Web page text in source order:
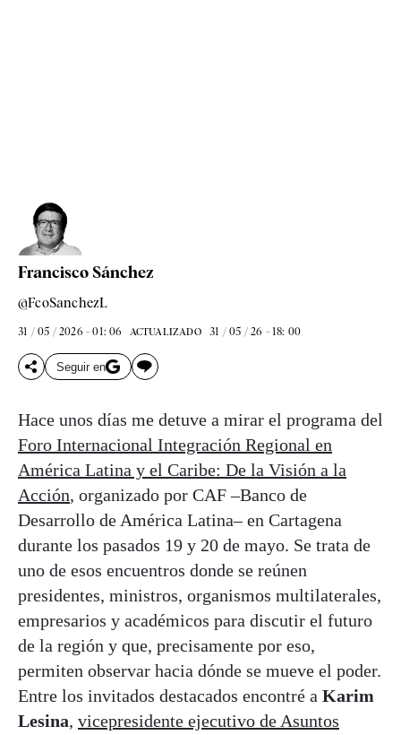
Francisco Sánchez
@FcoSanchezL
31 / 05 / 2026 - 01: 06 ACTUALIZADO 31 / 05 / 26 - 18: 00
Seguir en
Hace unos días me detuve a mirar el programa del
Foro Internacional Integración Regional en
América Latina y el Caribe: De la Visión a la
Acción, organizado por CAF –Banco de
Desarrollo de América Latina– en Cartagena
durante los pasados 19 y 20 de mayo. Se trata de
uno de esos encuentros donde se reúnen
presidentes, ministros, organismos multilaterales,
empresarios y académicos para discutir el futuro
de la región y que, precisamente por eso,
permiten observar hacia dónde se mueve el poder.
Entre los invitados destacados encontré a Karim
Lesina, vicepresidente ejecutivo de Asuntos